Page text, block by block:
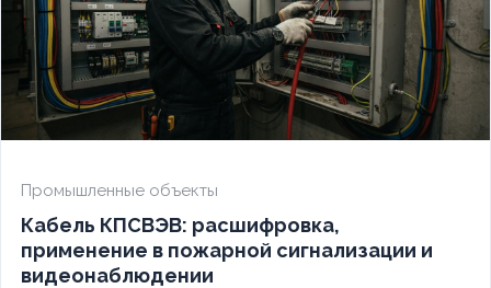
Промышленные объекты
Кабель КПСВЭВ: расшифровка,
применение в пожарной сигнализации и
видеонаблюдении